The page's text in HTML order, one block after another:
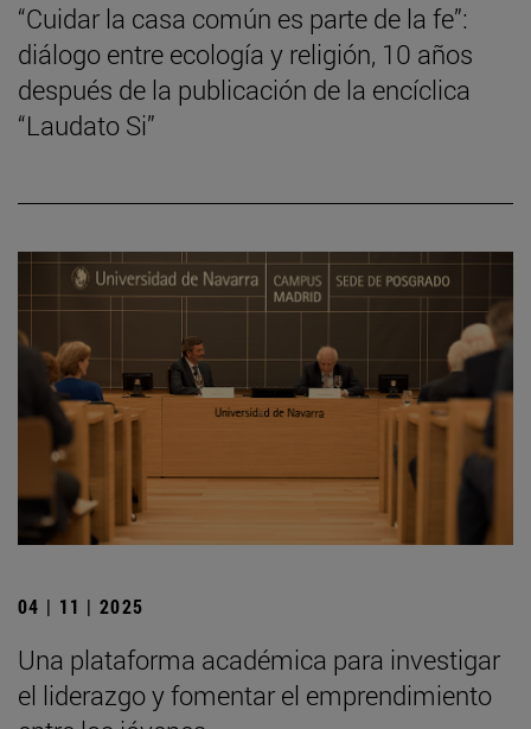
“Cuidar la casa común es parte de la fe”:
diálogo entre ecología y religión, 10 años
después de la publicación de la encíclica
“Laudato Si”
04 | 11 | 2025
Una plataforma académica para investigar
el liderazgo y fomentar el emprendimiento